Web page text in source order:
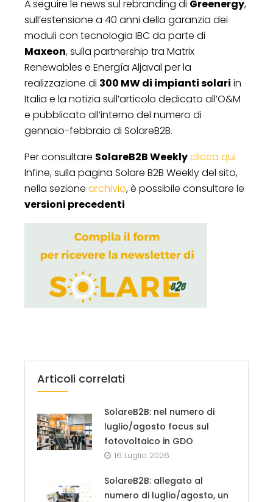
A seguire le news sul rebranding di Greenergy,
sull’estensione a 40 anni della garanzia dei
moduli con tecnologia IBC da parte di
Maxeon, sulla partnership tra Matrix
Renewables e Energía Aljaval per la
realizzazione di 300 MW di impianti solari in
Italia e la notizia sull’articolo dedicato all’O&M
e pubblicato all’interno del numero di
gennaio-febbraio di SolareB2B.
Per consultare SolareB2B Weeklyclicca qui
Infine, sulla pagina Solare B2B Weekly del sito,
nella sezione archivio, è possibile consultare le
versioni precedenti
Articoli correlati
SolareB2B: nel numero di
luglio/agosto focus sul
fotovoltaico in GDO
16 Luglio 2026
SolareB2B: allegato al
numero di luglio/agosto, un